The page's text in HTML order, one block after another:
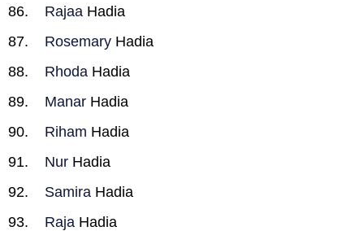
Rajaa Hadia
Rosemary Hadia
Rhoda Hadia
Manar Hadia
Riham Hadia
Nur Hadia
Samira Hadia
Raja Hadia